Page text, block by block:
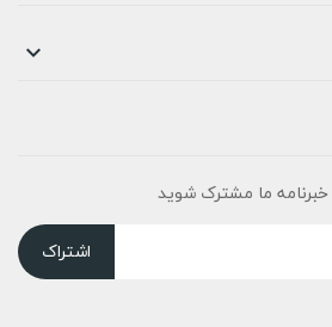

ما مشترک شوید
اشتراک